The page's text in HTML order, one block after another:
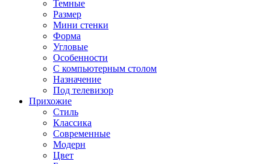
Темные
Размер
Мини стенки
Форма
Угловые
Особенности
С компьютерным столом
Назначение
Под телевизор
Прихожие
Стиль
Классика
Современные
Модерн
Цвет